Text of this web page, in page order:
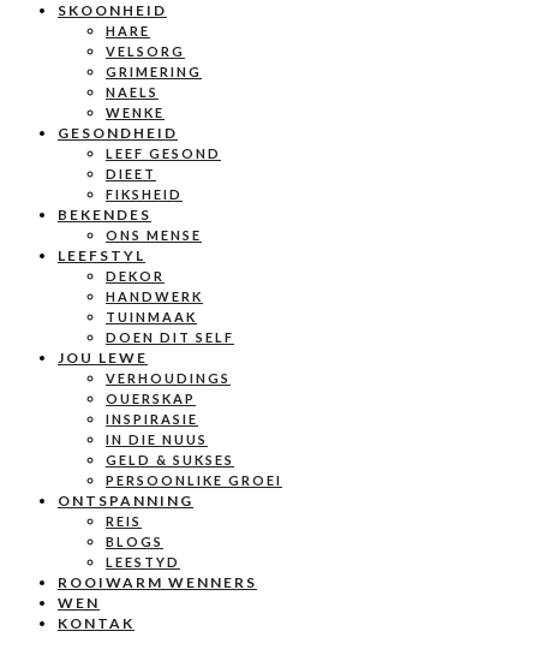
SKOONHEID
HARE
VELSORG
GRIMERING
NAELS
WENKE
GESONDHEID
LEEF GESOND
DIEET
FIKSHEID
BEKENDES
ONS MENSE
LEEFSTYL
DEKOR
HANDWERK
TUINMAAK
DOEN DIT SELF
JOU LEWE
VERHOUDINGS
OUERSKAP
INSPIRASIE
IN DIE NUUS
GELD & SUKSES
PERSOONLIKE GROEI
ONTSPANNING
REIS
BLOGS
LEESTYD
ROOIWARM WENNERS
WEN
KONTAK